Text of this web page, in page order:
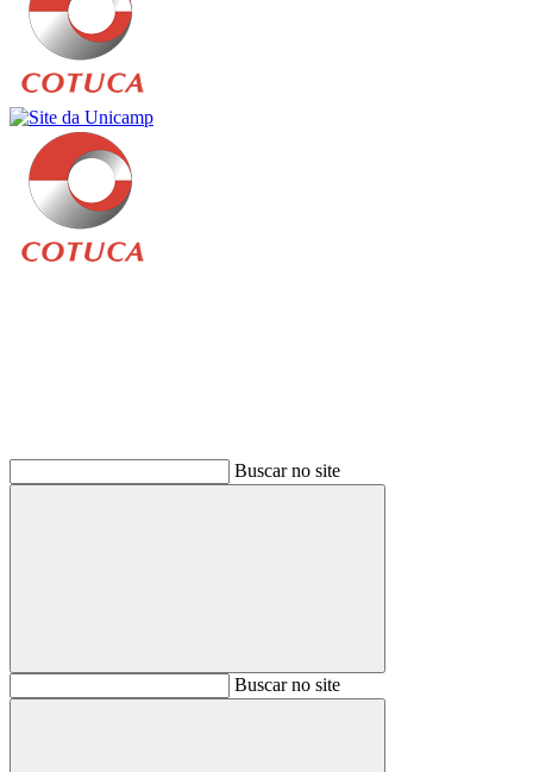
Buscar no site
BuscarBuscar no site